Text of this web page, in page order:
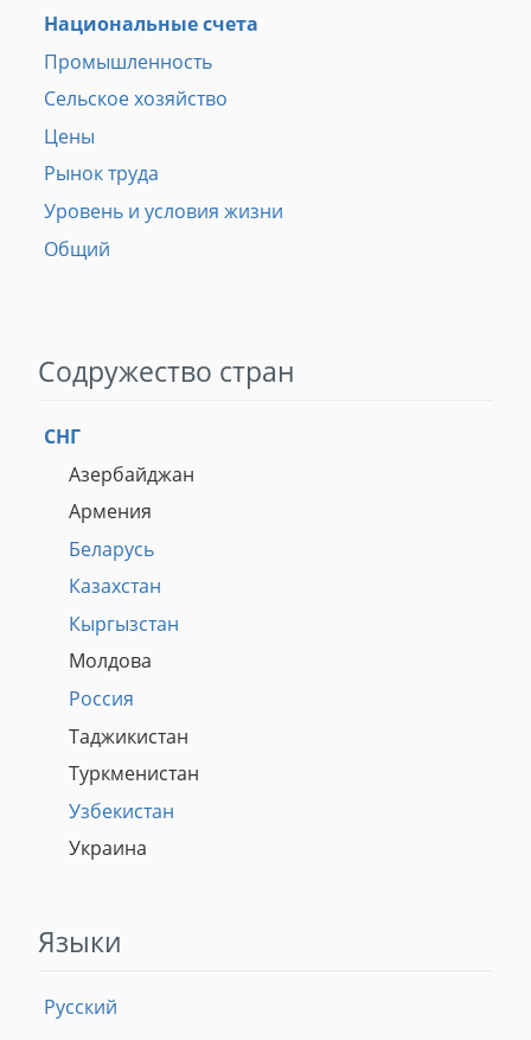
Национальные счета
Промышленность
Сельское хозяйство
Цены
Рынок труда
Уровень и условия жизни
Общий
Содружество стран
СНГ
Азербайджан
Армения
Беларусь
Казахстан
Кыргызстан
Молдова
Россия
Таджикистан
Туркменистан
Узбекистан
Украина
Языки
Русский